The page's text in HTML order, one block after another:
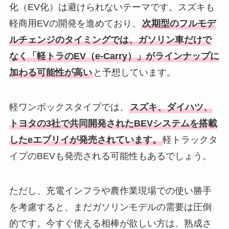
化（EV化）は避けられないテーマです。スズキも
軽商用EVの開発を進めており、 次期型のフルモデ
ルチェンジのタイミングでは、ガソリン車だけで
なく「軽トラのEV（e-Carry）」がラインナップに
加わる可能性が高いと予想しています。
軽ワンボックスタイプでは、 スズキ、ダイハツ、
トヨタの3社で共同開発されたBEVシステムを搭載
したeエブリイが発売されています。軽トラックタ
イプのBEVも発売される可能性もあるでしょう。
ただし、充電インフラや農作業現場での使い勝手
を考慮すると、まだガソリンモデルの需要は圧倒
的です。今すぐ使える相棒が欲しい方は、熟成さ